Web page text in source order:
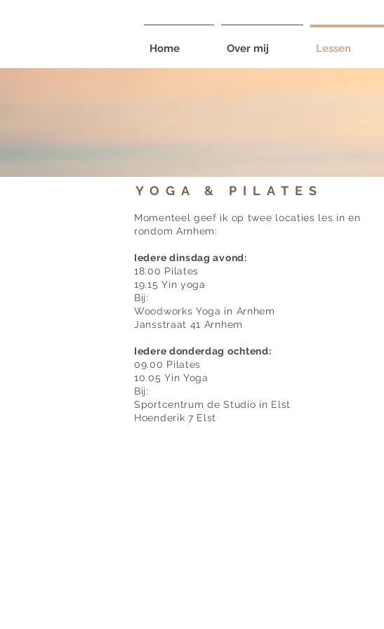
Home Over mij Lessen
YOGA & PILATES
Momenteel geef ik op twee locaties les in en
rondom Arnhem:
Iedere dinsdag avond:
18.00 Pilates
19.15 Yin yoga
Bij:
Woodworks Yoga in Arnhem
Jansstraat 41 Arnhem
Iedere donderdag ochtend:
09.00 Pilates
10.05 Yin Yoga
Bij:
Sportcentrum de Studio in Elst
Hoenderik 7 Elst